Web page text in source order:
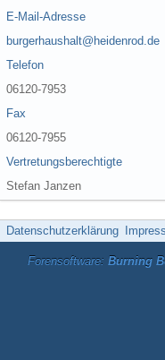
E-Mail-Adresse
burgerhaushalt@heidenrod.de
Telefon
06120-7953
Fax
06120-7955
Vertretungsberechtigte
Stefan Janzen
Datenschutzerklärung
Forensoftware: Burning